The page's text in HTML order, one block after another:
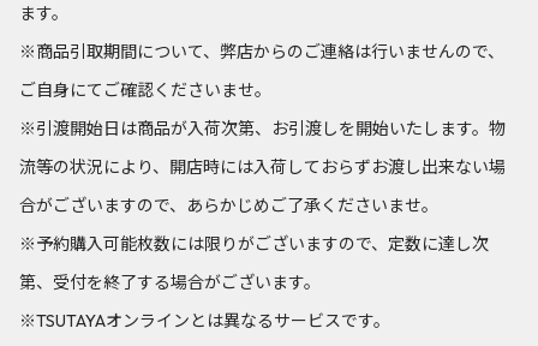
ます。
※商品引取期間について、弊店からのご連絡は行いませんので、
ご自身にてご確認くださいませ。
※引渡開始日は商品が入荷次第、お引渡しを開始いたします。物
流等の状況により、開店時には入荷しておらずお渡し出来ない場
合がございますので、あらかじめご了承くださいませ。
※予約購入可能枚数には限りがございますので、定数に達し次
第、受付を終了する場合がございます。
※TSUTAYAオンラインとは異なるサービスです。